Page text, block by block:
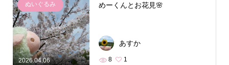
2026.04.06
ぬいぐるみ めーくんとお花見🌸
あすか
8 1